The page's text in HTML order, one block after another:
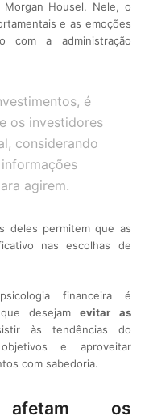
Housel. Nele, o
e as emoções
com a administração
é
os investidores
considerando
agirem.
deles permitem que as
nas escolhas de
financeira é
que desejamevitar as
às tendências do
e aproveitar
com sabedoria.
afetam os